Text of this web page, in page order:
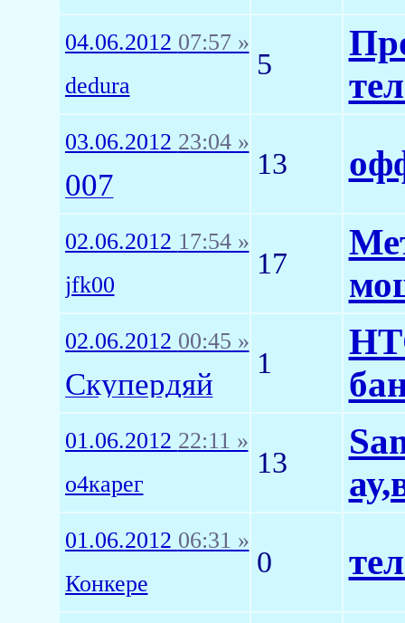
04.06.2012 07:57 »
dedura
5
03.06.2012 23:04 »
007
13
02.06.2012 17:54 »
jfk00
17
02.06.2012 00:45 »
Скупердяй
1
01.06.2012 22:11 »
о4карег
13
01.06.2012 06:31 »
Конкере
0